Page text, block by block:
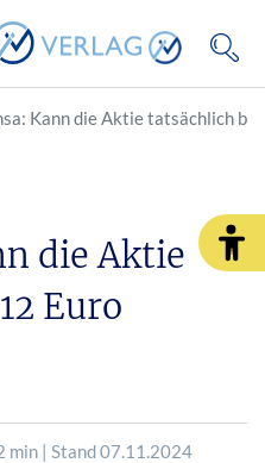
Kann die Aktie tatsächlich bis
die Aktie
Euro
min | Stand 07.11.2024